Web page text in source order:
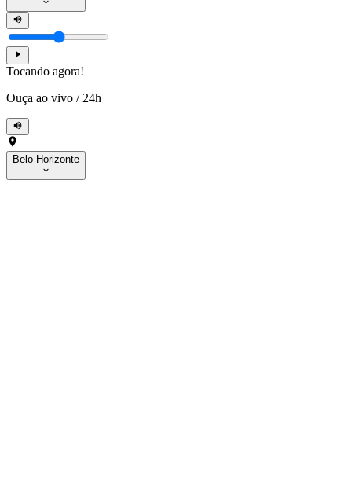
Tocando agora!
Ouça ao vivo / 24h
Belo Horizonte